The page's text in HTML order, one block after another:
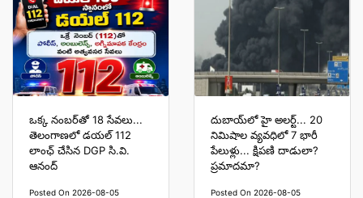
ఒక్క నంబర్‌తో 18 సేవలు...
తెలంగాణలో డయల్ 112
లాంఛ్ చేసిన DGP సి.వి.
ఆనంద్
Posted On 2026-08-05
దుబాయ్‌లో హై అలర్ట్... 20
నిమిషాల వ్యవధిలో 7 భారీ
పేలుళ్లు... క్షిపణి దాడులా?
ప్రమాదమా?
Posted On 2026-08-05